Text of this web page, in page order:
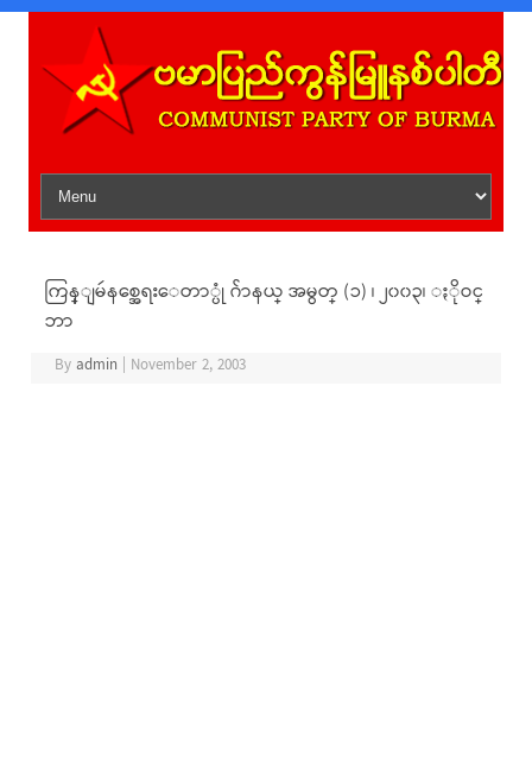
Skip to content
ကြန္ျမဴနစ္အေရးေတာ္ပုံ ဂ်ာနယ္ အမွတ္ (၁) ၊ ၂၀၀၃၊ ႏိုဝင္
ဘာ
Byadmin November 2, 2003